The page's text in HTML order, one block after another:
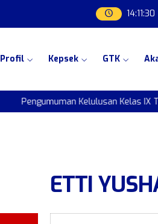
14:11:30
Profil Kepsek GTK
Pengumuman Kelulusan Kelas IX
ETTI